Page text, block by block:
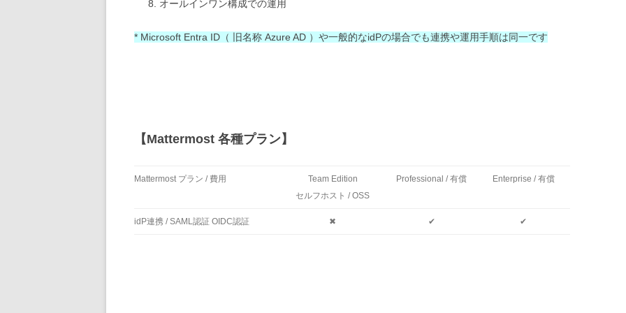
オールインワン構成での運用
* Microsoft Entra ID（ 旧名称 Azure AD ）や一般的なidPの場合でも連携や運用手順は同一です
【Mattermost 各種プラン】
Mattermost プラン / 費用
Team Edition
セルフホスト / OSS
Professional / 有償 Enterprise / 有償
idP連携 / SAML認証 OIDC認証 ✖ ✔ ✔